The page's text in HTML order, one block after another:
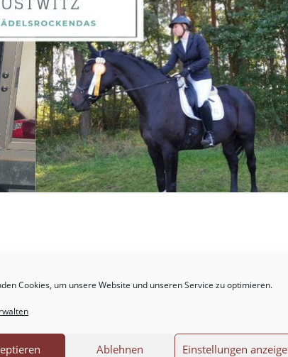
Cookies, um unsere Website und unseren Service zu optimieren.
Ablehnen Einstellungen